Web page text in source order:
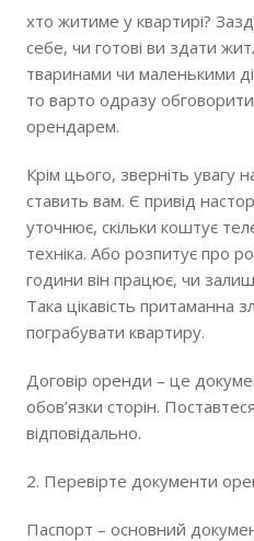
хто житиме у квартирі?
себе, чи готові ви здати
тваринами чи маленькими
то варто одразу обговорити
орендарем.
Крім цього, зверніть увагу
ставить вам. Є привід
уточнює, скільки коштує
техніка. Або розпитує про
години він працює, чи
Така цікавість притаманна
пограбувати квартиру.
Договір оренди – це
обов’язки сторін.
відповідально.
2. Перевірте документи
Паспорт – основний